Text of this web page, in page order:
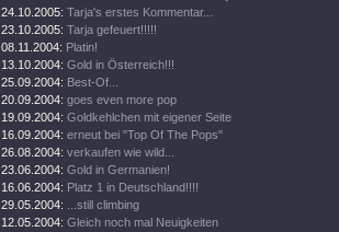
24.10.2005: Tarja's erstes Kommentar...
23.10.2005: Tarja gefeuert!!!!!
08.11.2004: Platin!
13.10.2004: Gold in Österreich!!!
25.09.2004: Best-Of...
20.09.2004: goes even more pop
19.09.2004: Goldkehlchen mit eigener Seite
16.09.2004: erneut bei "Top Of The Pops"
26.08.2004: verkaufen wie wild...
23.06.2004: Gold in Germanien!
16.06.2004: Platz 1 in Deutschland!!!!
29.05.2004:
...still climbing
12.05.2004: Gleich noch mal Neuigkeiten